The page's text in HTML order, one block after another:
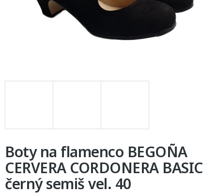
Boty na flamenco BEGOÑA
CERVERA CORDONERA BASIC
černý semiš vel. 40